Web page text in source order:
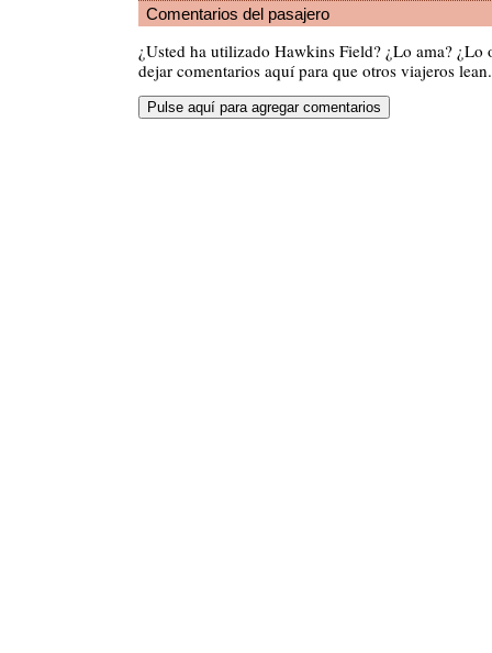
Comentarios del pasajero
¿Usted ha utilizado Hawkins Field? ¿Lo ama? ¿Lo
dejar comentarios aquí para que otros viajeros lean.